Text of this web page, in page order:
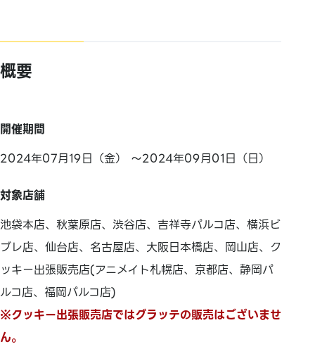
概要
開催期間
2024年07月19日（金） ～2024年09月01日（日）
対象店舗
池袋本店、秋葉原店、渋谷店、吉祥寺パルコ店、横浜ビ
ブレ店、仙台店、名古屋店、大阪日本橋店、岡山店、ク
ッキー出張販売店(アニメイト札幌店、京都店、静岡パ
ルコ店、福岡パルコ店)
※クッキー出張販売店ではグラッテの販売はございませ
ん。